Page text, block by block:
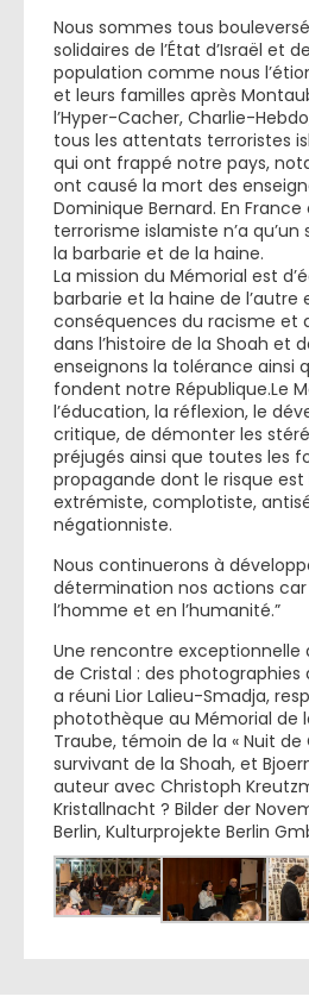
Nous sommes tous
solidaires de l’État d’Israël et
population comme nous
et leurs familles après
l’Hyper-Cacher, Charlie-
tous les attentats terroristes
qui ont frappé notre pays,
ont causé la mort des
Dominique Bernard. En France
terrorisme islamiste n’a qu’un
la barbarie et de la haine.
La mission du Mémorial est
barbarie et la haine de l’autre
conséquences du racisme et
dans l’histoire de la Shoah et
enseignons la tolérance ainsi
fondent notre République.Le
l’éducation, la réflexion, le
critique, de démonter les
préjugés ainsi que toutes les
propagande dont le risque
extrémiste, complotiste,
négationniste.
Nous continuerons à
détermination nos actions
l’homme et en l’humanité.”
Une rencontre exceptionnelle
de Cristal : des photographies
a réuni Lior Lalieu-Smadja,
photothèque au Mémorial de
Traube, témoin de la « Nuit de
survivant de la Shoah, et
auteur avec Christoph
Kristallnacht ? Bilder der
Berlin, Kulturprojekte Berlin